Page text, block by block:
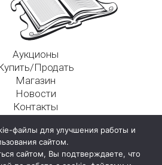
Аукционы
Продать
Магазин
Новости
Контакты
Никитский пер., д. 4а, стр. 1
файлы для улучшения работы и
сайтом.
сайтом, Вы подтверждаете, что